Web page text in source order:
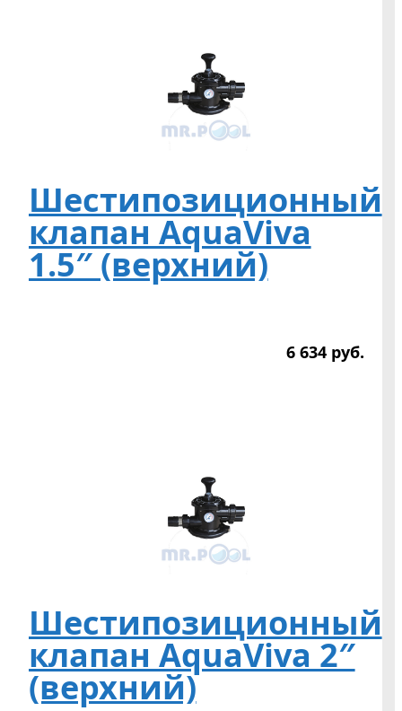
Шестипозиционный
клапан AquaViva
1.5″ (верхний)
6 634 руб.
Шестипозиционный
клапан AquaViva 2″
(верхний)